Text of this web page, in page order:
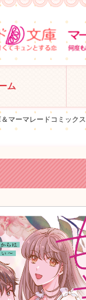
ム
マーマレードコミックス